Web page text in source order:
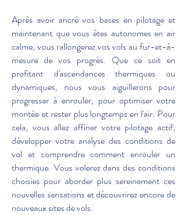
Après avoir ancré vos bases en pilotage et
maintenant que vous êtes autonomes en air
calme, vous rallongerez vos vols au fur-et-à-
mesure de vos progrès. Que ce soit en
profitant d'ascendances thermiques ou
dynamiques, nous vous aiguillerons pour
progresser à enrouler, pour optimiser votre
montée et rester plus longtemps en l'air. Pour
cela, vous allez affiner votre pilotage actif,
développer votre analyse des conditions de
vol et comprendre comment enrouler un
thermique. Vous volerez dans des conditions
choisies pour aborder plus sereinement ces
nouvelles sensations et découvrirez encore de
nouveaux sites de vols.